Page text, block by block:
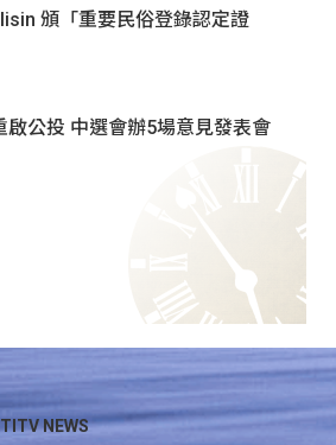
頒「重要民俗登錄認定證
啟公投 中選會辦5場意見發表會
TITV NEWS